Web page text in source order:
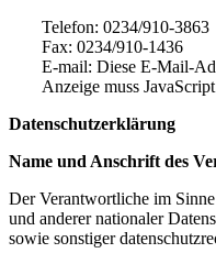
Telefon: 0234/910-3863
Fax: 0234/910-1436
E-mail: Diese E-Mail-
Anzeige muss
Datenschutzerklärung
Name und Anschrift des
Der Verantwortliche im
und anderer nationaler
sowie sonstiger